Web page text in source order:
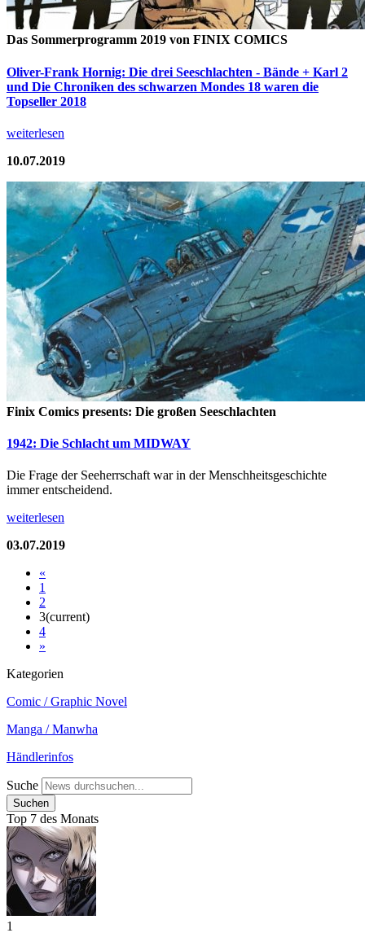
Das Sommerprogramm 2019 von FINIX COMICS
Oliver-Frank Hornig: Die drei Seeschlachten - Bände + Karl 2
und Die Chroniken des schwarzen Mondes 18 waren die
Topseller 2018
weiterlesen
10.07.2019
Finix Comics presents: Die großen Seeschlachten
1942: Die Schlacht um MIDWAY
Die Frage der Seeherrschaft war in der Menschheitsgeschichte
immer entscheidend.
weiterlesen
03.07.2019
«
1
2
3(current)
4
»
Kategorien
Comic / Graphic Novel
Manga / Manwha
Händlerinfos
Suche
Top 7 des Monats
1